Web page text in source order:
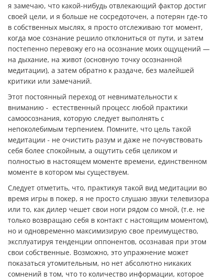
я замечаю, что какой-нибудь отвлекающий фактор достиг
своей цели, и я больше не сосредоточен, а потерян где-то
в собственных мыслях, я просто отслеживаю тот момент,
когда мое сознание решило отклониться от пути, и затем
постепенно перевожу его на осознание моих ощущений —
на дыхание, на живот (основную точку осознанной
медитации), а затем обратно к раздаче, без малейшей
критики или замечаний.
Этот постоянный переход от невнимательности к
вниманию - естественный процесс любой практики
самоосознания, которую следует выполнять с
непоколебимым терпением. Помните, что цель такой
медитации - не очистить разум и даже не почувствовать
себя более спокойным, а ощутить себя целиком и
полностью в настоящем моменте времени, единственном
моменте в котором мы существуем.
Следует отметить, что, практикуя такой вид медитации во
время игры в покер, я не просто слушаю звуки телевизора
или то, как дилер чешет свои ноги рядом со мной, (т.е. не
только возвращаю себя в контакт с настоящим моментом),
но и одновременно максимизирую свое преимущество,
эксплуатируя тенденции оппонентов, осознавая при этом
свои собственные. Возможно, это упражнение может
показаться утомительным, но нет абсолютно никаких
сомнений в том, что то количество информации, которое